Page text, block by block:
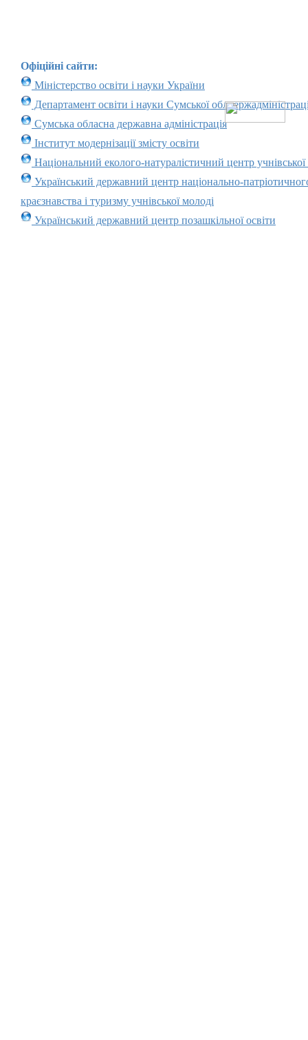
Офіційні сайти:
Міністерство освіти і науки України
Департамент освіти і науки Сумської
Сумська обласна державна адміністрація
Інститут модернізації змісту освіти
Національний еколого-натуралістичний центр учнівської
Український державний центр національно-
краєзнавства і туризму учнівської молоді
Український державний центр позашкільної освіти